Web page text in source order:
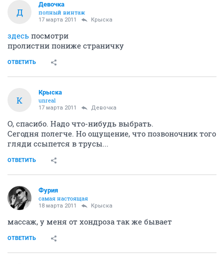
Д
Девочка
полный винтаж
17 марта 2011 Крыска
здесь посмотри
пролистни пониже страничку
ОТВЕТИТЬ
К
Крыска
unreal
17 марта 2011 Девочка
О, спасибо. Надо что-нибудь выбрать.
Сегодня полегче. Но ощущение, что позвоночник того
гляди ссыпется в трусы...
ОТВЕТИТЬ
Фурия
самая настоящая
18 марта 2011 Крыска
массаж, у меня от хондроза так же бывает
ОТВЕТИТЬ